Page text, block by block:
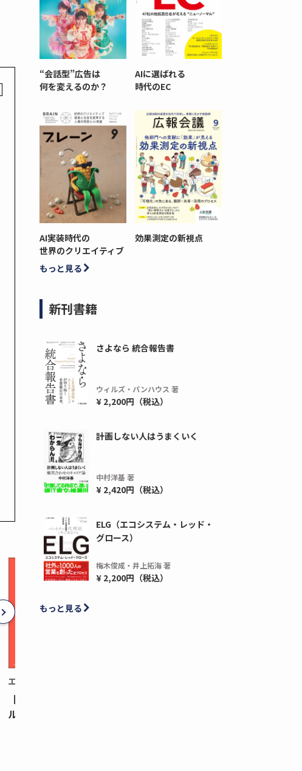
エムディーピー
【月間1,000万本以上の配布実績！】デジタ
ルクーポンを活用した販促キャンペーンを...
“会話型”広告は
何を変えるのか？
AIに選ばれる
時代のEC
AI実装時代の
世界のクリエイティブ
効果測定の新視点
もっと見る
新刊書籍
さよなら 統合報告書
ウィルズ・パンハウス 著
¥ 2,200円（税込）
計画しない人はうまくいく
中村洋基 著
¥ 2,420円（税込）
ELG（エコシステム・レッド・
グロース）
梅木俊成・井上拓海 著
¥ 2,200円（税込）
もっと見る